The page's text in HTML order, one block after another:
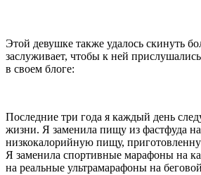
Этой девушке также удалось скинуть
заслуживает, чтобы к ней
в своем блоге:
Последние три года я каждый день
жизни. Я заменила пищу из фастфуда
низкокалорийную пищу,
Я заменила спортивные марафоны на
на реальные ультрамарафоны на